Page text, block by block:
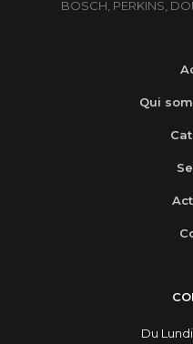
BOSCH, PERKINS,
Qui
Du